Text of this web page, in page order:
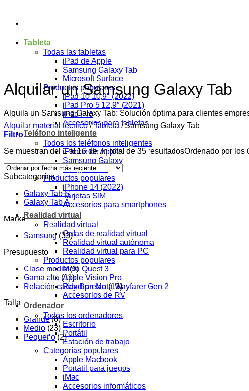
Tableta
Todas las tabletas
iPad de Apple
Samsung Galaxy Tab
Microsoft Surface
Productos populares
iPad 10 10,9″ (2022)
iPad Pro 5 12,9″ (2021)
iPad Pro
Accesorios para tabletas
Teléfono inteligente
Todos los teléfonos inteligentes
iPhone de Apple
Samsung Galaxy
Google Pixel
Productos populares
iPhone 14 (2022)
Tarjetas SIM
Accesorios para smartphones
Realidad virtual
Realidad virtual
Gafas de realidad virtual
Realidad virtual autónoma
Realidad virtual para PC
Productos populares
Meta Quest 3
Apple Vision Pro
Ray-Ban Meta Wayfarer Gen 2
Accesorios de RV
Ordenador
Todos los ordenadores
Escritorio
Portátil
Estación de trabajo
Categorías populares
Apple Macbook
Portátil para juegos
iMac
Accesorios informáticos
Alquilar un Samsung Galaxy Tab
Alquila un Samsung Galaxy Tab: Solución óptima para clientes
Alquilar material técnico / Tableta /Samsung Galaxy Tab
Filtro
Se muestran del 1 al 16 de un total de 35 resultadosOrdenado por los
Subcategorías
Galaxy Tab S
Galaxy Tab A
Marke
Samsung (33)
Presupuesto
Clase media (9)
Gama alta (11)
Relación calidad-precio (13)
Talla
Grande (8)
Medio (23)
Pequeño (2)